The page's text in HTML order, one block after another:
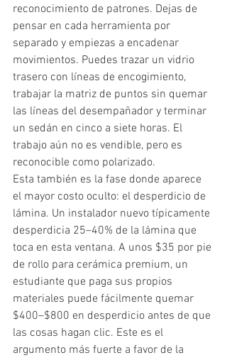
reconocimiento de patrones. Dejas de
pensar en cada herramienta por
separado y empiezas a encadenar
movimientos. Puedes trazar un vidrio
trasero con líneas de encogimiento,
trabajar la matriz de puntos sin quemar
las líneas del desempañador y terminar
un sedán en cinco a siete horas. El
trabajo aún no es vendible, pero es
reconocible como polarizado.
Esta también es la fase donde aparece
el mayor costo oculto: el desperdicio de
lámina. Un instalador nuevo típicamente
desperdicia 25–40% de la lámina que
toca en esta ventana. A unos $35 por pie
de rollo para cerámica premium, un
estudiante que paga sus propios
materiales puede fácilmente quemar
$400–$800 en desperdicio antes de que
las cosas hagan clic. Este es el
argumento más fuerte a favor de la